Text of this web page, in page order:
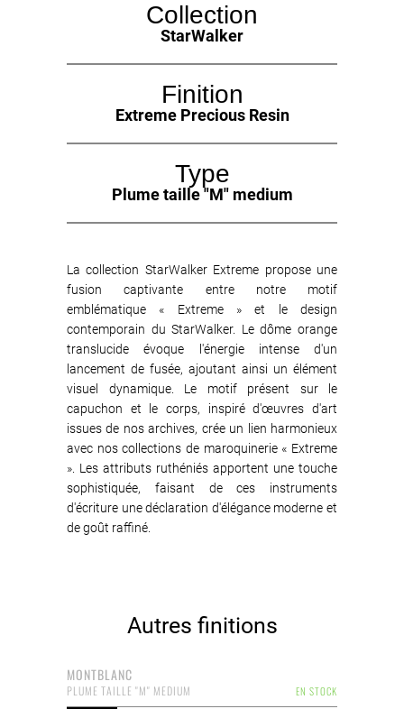
Collection
StarWalker
Finition
Extreme Precious Resin
Type
Plume taille "M" medium
La collection StarWalker Extreme propose une
fusion captivante entre notre motif
emblématique « Extreme » et le design
contemporain du StarWalker. Le dôme orange
translucide évoque l'énergie intense d'un
lancement de fusée, ajoutant ainsi un élément
visuel dynamique. Le motif présent sur le
capuchon et le corps, inspiré d'œuvres d'art
issues de nos archives, crée un lien harmonieux
avec nos collections de maroquinerie « Extreme
». Les attributs ruthéniés apportent une touche
sophistiquée, faisant de ces instruments
d'écriture une déclaration d'élégance moderne et
de goût raffiné.
Autres finitions
MONTBLANC
EN STOCK
PLUME TAILLE "M" MEDIUM